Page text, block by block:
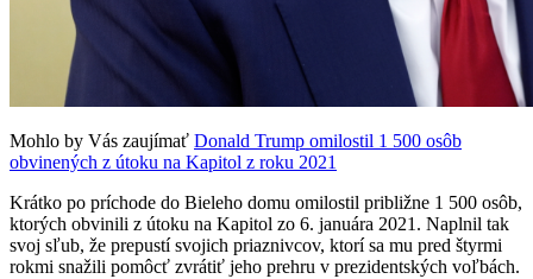
Mohlo by Vás zaujímať Donald Trump omilostil 1 500 osôb
obvinených z útoku na Kapitol z roku 2021
Krátko po príchode do Bieleho domu omilostil približne 1 500 osôb,
ktorých obvinili z útoku na Kapitol zo 6. januára 2021. Naplnil tak
svoj sľub, že prepustí svojich priaznivcov, ktorí sa mu pred štyrmi
rokmi snažili pomôcť zvrátiť jeho prehru v prezidentských voľbách.